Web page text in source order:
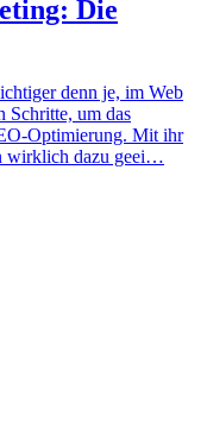
Die
denn je, im Web
Schritte, um das
Optimierung. Mit ihr
wirklich dazu geei…